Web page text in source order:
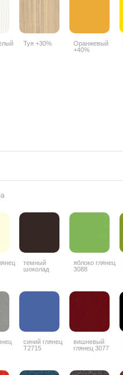
Туя +30%
Оранжевый
+40%
темный
шоколад
яблоко глянец
3088
синий глянец
T2715
вишневый
глянец 3077